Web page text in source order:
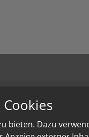
bieten. Dazu